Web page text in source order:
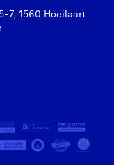
7, 1560 Hoeilaart